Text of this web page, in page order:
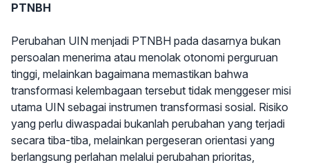
PTNBH
Perubahan UIN menjadi PTNBH pada dasarnya bukan
persoalan menerima atau menolak otonomi perguruan
tinggi, melainkan bagaimana memastikan bahwa
transformasi kelembagaan tersebut tidak menggeser misi
utama UIN sebagai instrumen transformasi sosial. Risiko
yang perlu diwaspadai bukanlah perubahan yang terjadi
secara tiba-tiba, melainkan pergeseran orientasi yang
berlangsung perlahan melalui perubahan prioritas,